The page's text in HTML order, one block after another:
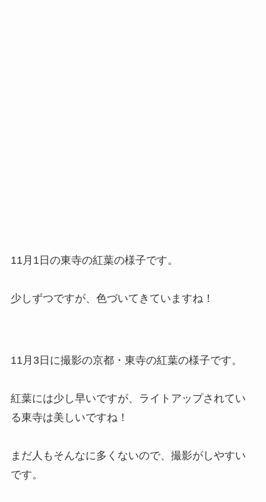
11月1日の東寺の紅葉の様子です。
少しずつですが、色づいてきていますね！
11月3日に撮影の京都・東寺の紅葉の様子です。
紅葉には少し早いですが、ライトアップされてい
る東寺は美しいですね！
まだ人もそんなに多くないので、撮影がしやすい
です。